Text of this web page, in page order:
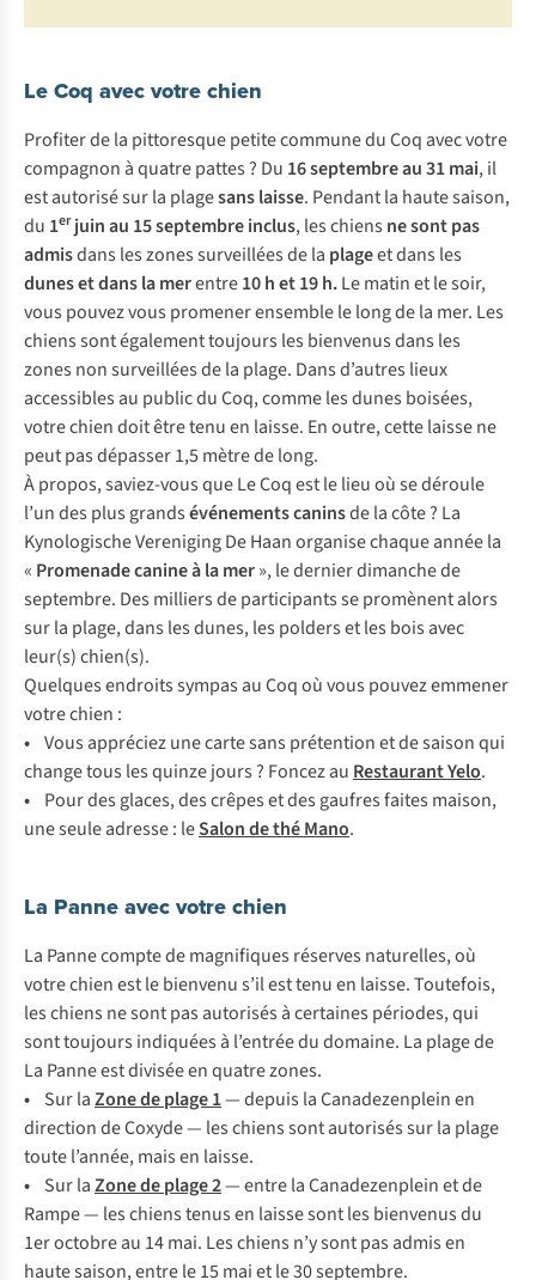
Le Coq avec votre chien
Profiter de la pittoresque petite commune du Coq avec votre
compagnon à quatre pattes ? Du 16 septembre au 31 mai, il
est autorisé sur la plagesans laisse. Pendant la haute saison,
du 1erjuin au 15 septembre inclus, les chiens ne sont pas
admisdans les zones surveillées de la plageet dans les
dunes et dans la merentre10 h et 19 h.Le matin et le soir,
vous pouvez vous promener ensemble le long de la mer. Les
chiens sont également toujours les bienvenus dans les
zones non surveillées de la plage. Dans d’autres lieux
accessibles au public du Coq, comme les dunes boisées,
votre chien doit être tenu en laisse. En outre, cette laisse ne
peut pas dépasser 1,5 mètre de long.
À propos, saviez-vous que Le Coq est le lieu où se déroule
l’un des plus grandsévénements caninsde la côte ? La
Kynologische Vereniging De Haan organise chaque année la
« Promenadecanineà la mer», le dernier dimanche de
septembre. Des milliers de participants se promènent alors
sur la plage, dans les dunes, les polders et les bois avec
leur(s) chien(s).
Quelques endroits sympas au Coq où vous pouvez emmener
votre chien :
• Vous appréciez une carte sans prétention et de saison qui
change tous les quinze jours ? Foncez au Restaurant Yelo.
• Pour des glaces, des crêpes et des gaufres faites maison,
une seule adresse : leSalon de thé Mano.
La Panne avec votre chien
La Panne compte de magnifiques réserves naturelles, où
votre chien est le bienvenu s’il est tenu en laisse. Toutefois,
les chiens ne sont pas autorisés à certaines périodes, qui
sont toujours indiquées à l’entrée du domaine. La plage de
La Panne est divisée en quatre zones.
• Sur laZone de plage 1— depuis la Canadezenplein en
direction de Coxyde — les chiens sont autorisés sur la plage
toute l’année, mais en laisse.
• Sur laZone de plage 2— entre la Canadezenplein et de
Rampe — les chiens tenus en laisse sont les bienvenus du
1er octobre au 14 mai. Les chiens n’y sont pas admis en
haute saison, entre le 15 mai et le 30 septembre.